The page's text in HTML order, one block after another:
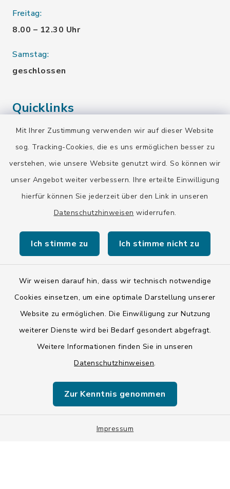
Mit Ihrer Zustimmung verwenden wir auf dieser Website
sog. Tracking-Cookies, die es uns ermöglichen besser zu
verstehen, wie unsere Website genutzt wird. So können wir
unser Angebot weiter verbessern. Ihre erteilte Einwilligung
hierfür können Sie jederzeit über den Link in unseren
Datenschutzhinweisen widerrufen.
Ich stimme zu Ich stimme nicht zu
Wir weisen darauf hin, dass wir technisch notwendige
Cookies einsetzen, um eine optimale Darstellung unserer
Website zu ermöglichen. Die Einwilligung zur Nutzung
weiterer Dienste wird bei Bedarf gesondert abgefragt.
Weitere Informationen finden Sie in unseren
Datenschutzhinweisen.
Zur Kenntnis genommen
Impressum
Freitag:
8.00 – 12.30 Uhr
Samstag:
geschlossen
Quicklinks
Landratsamt Bad Tölz-Wolfratshausen
Bayern-Fahrplan
BayernPortal
Kontakt
Barrierefreiheit
Impressum
LSI-Siegel
Datenschutzgrundverordnung
Sitemap